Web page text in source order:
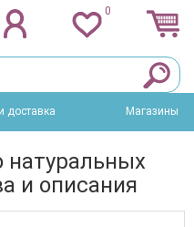
0
доставка Магазины
натуральных
и описания